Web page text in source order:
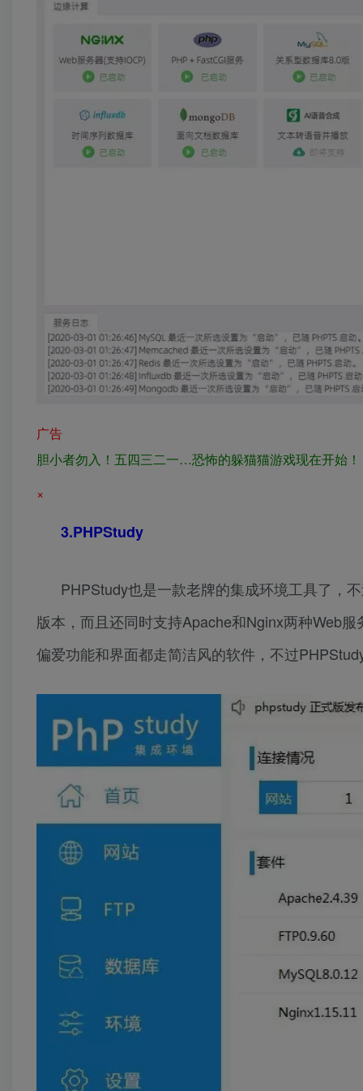
广告
胆小者勿入！五四三二一…恐怖的躲猫猫游戏现在开始！
×
3.PHPStudy
PHPStudy也是一款老牌的集成环境工具了，
版本，而且还同时支持Apache和Nginx两种Web
偏爱功能和界面都走简洁风的软件，不过